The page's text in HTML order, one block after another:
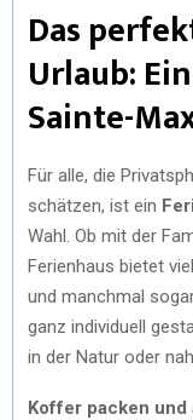
Das
Urlaub:
Sainte-
Für alle, die
schätzen, ist ein
Wahl. Ob mit der
Ferienhaus bietet
und manchmal
ganz individuell
in der Natur oder
Koffer packen und